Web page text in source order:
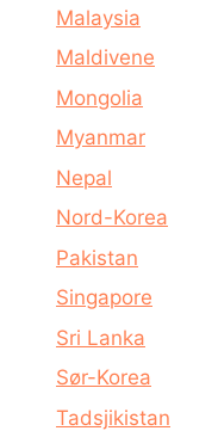
Malaysia
Maldivene
Mongolia
Myanmar
Nepal
Nord-Korea
Pakistan
Singapore
Sri Lanka
Sør-Korea
Tadsjikistan